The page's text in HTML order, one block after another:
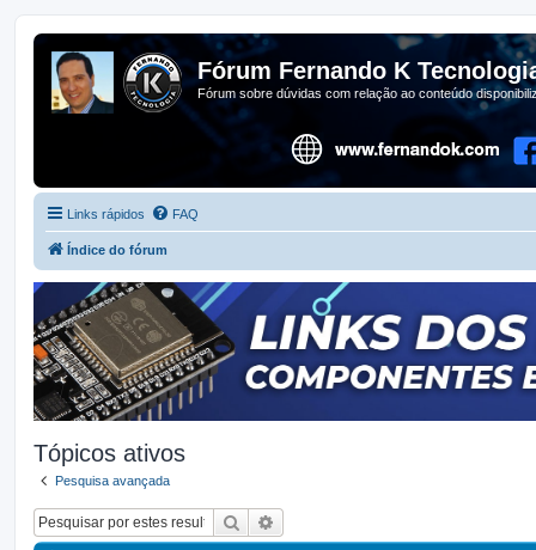
Fórum Fernando K
Fórum sobre dúvidas com relação ao conteúdo
Links rápidos FAQ
Índice do fórum
Tópicos ativos
Pesquisa avançada
Pesquisar